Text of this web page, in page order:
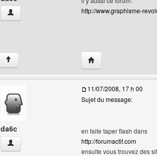
da6c Voir le profil de l'utilisateurhttp://www.graphisme-
↑ Visiter le site web de
da6c
da6c Voir le profil de l'utilisateur
11/07/2008, 17 h 00
Sujet du message:
en faite taper flash dans
http://forumactif.com
ensuite vous trouvez des